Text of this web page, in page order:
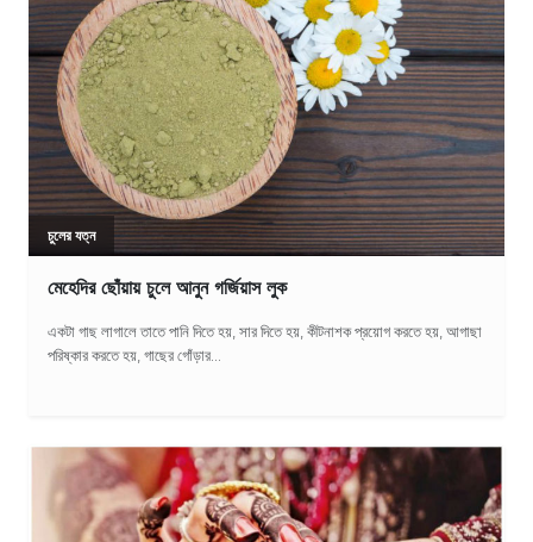
চুলের যত্ন
মেহেদির ছোঁয়ায় চুলে আনুন গর্জিয়াস লুক
একটা গাছ লাগালে তাতে পানি দিতে হয়, সার দিতে হয়, কীটনাশক প্রয়োগ করতে হয়, আগাছা
পরিষ্কার করতে হয়, গাছের গোঁড়ার...